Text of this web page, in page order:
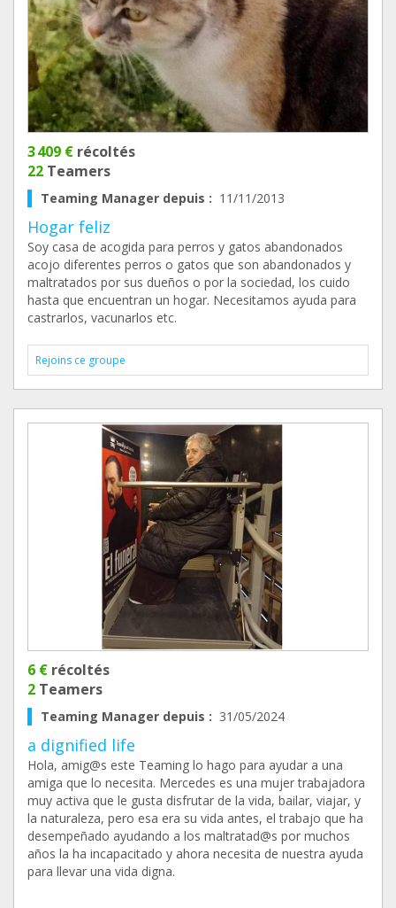
3 409 € récoltés
22 Teamers
Teaming Manager depuis : 11/11/2013
Hogar feliz
Soy casa de acogida para perros y gatos abandonados
acojo diferentes perros o gatos que son abandonados y
maltratados por sus dueños o por la sociedad, los cuido
hasta que encuentran un hogar. Necesitamos ayuda para
castrarlos, vacunarlos etc.
Rejoins ce groupe
6 € récoltés
2 Teamers
Teaming Manager depuis : 31/05/2024
a dignified life
Hola, amig@s este Teaming lo hago para ayudar a una
amiga que lo necesita. Mercedes es una mujer trabajadora
muy activa que le gusta disfrutar de la vida, bailar, viajar, y
la naturaleza, pero esa era su vida antes, el trabajo que ha
desempeñado ayudando a los maltratad@s por muchos
años la ha incapacitado y ahora necesita de nuestra ayuda
para llevar una vida digna.